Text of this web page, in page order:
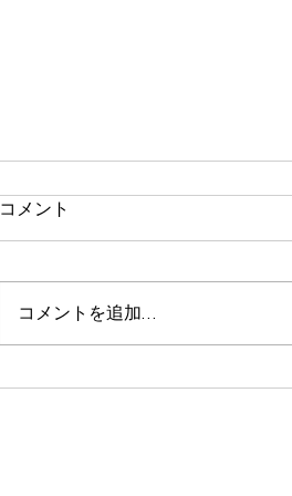
痩身、という言葉
コメント
コメントを追加…